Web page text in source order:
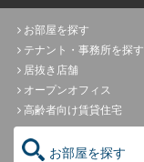
お部屋を探す
テナント・事務所を探す
居抜き店舗
オープンオフィス
高齢者向け賃貸住宅
お部屋を探す